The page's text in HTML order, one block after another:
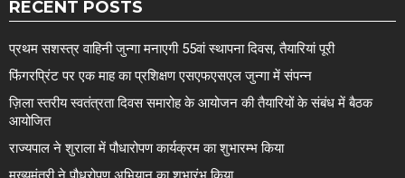
RECENT POSTS
प्रथम सशस्त्र वाहिनी जुन्गा मनाएगी 55वां स्थापना दिवस, तैयारियां पूरी
फिंगरप्रिंट पर एक माह का प्रशिक्षण एसएफएसएल जुन्गा में संपन्न
ज़िला स्तरीय स्वतंत्रता दिवस समारोह के आयोजन की तैयारियों के संबंध में बैठक
आयोजित
राज्यपाल ने शुराला में पौधारोपण कार्यक्रम का शुभारम्भ किया